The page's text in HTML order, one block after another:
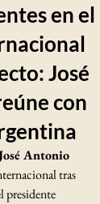
en el
José
con
Antonio
tras
presidente